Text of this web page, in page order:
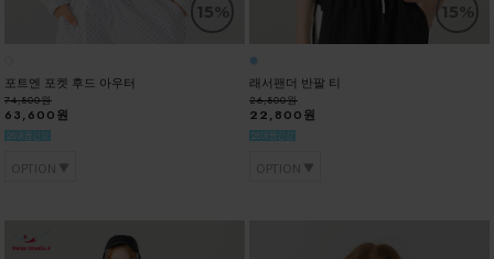
15%
포트엔 포켓 후드 아우터
74,800원
63,600원
OPTION
15%
래서팬더 반팔 티
26,800원
22,800원
OPTION